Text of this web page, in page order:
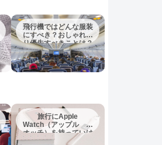
飛行機ではどんな服装
にすべき？おしゃれよ
り優先すべきことは？
旅行にApple
Watch（アップル ウ
オッチ）を持っていけ
ば十分？